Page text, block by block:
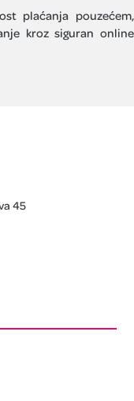
plaćanja pouzećem,
kroz siguran online
45